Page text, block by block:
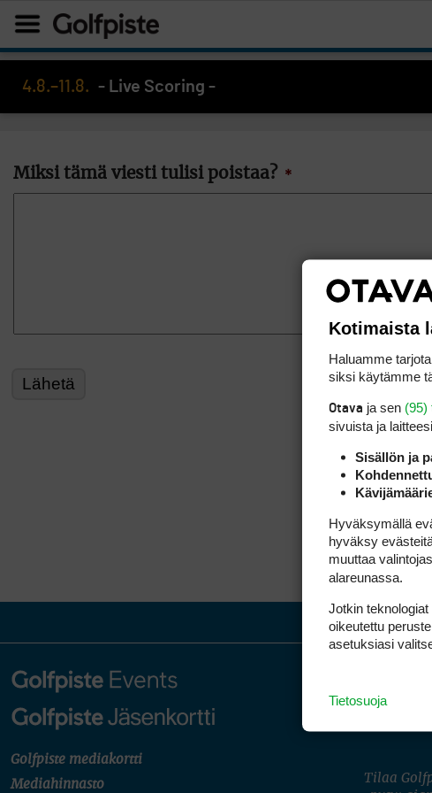
4.8.–11.8. - Live Scoring -
Miksi tämä viesti tulisi poistaa? *
Golfpiste mediakortti
Mediahinnasto
Tilaa
Kotimaista
Haluamme
siksi käytämme
Otava ja sen (95)
sivuista ja
Sisällön ja
Hyväksymällä
hyväksy
muuttaa
alareunassa.
Jotkin
oikeutettu
asetuksiasi
Tietosuoja